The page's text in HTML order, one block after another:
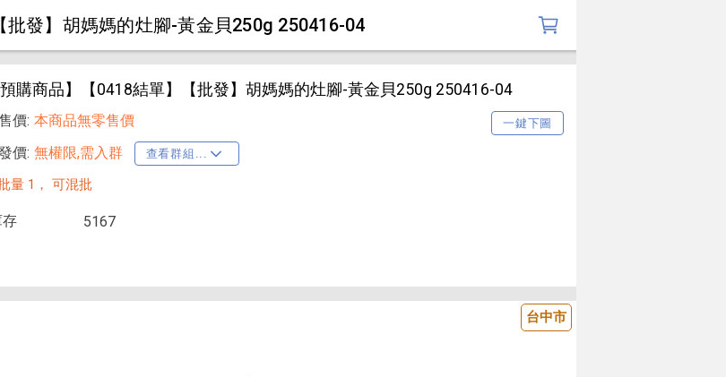
批發】胡媽媽的灶腳-黃金貝250g 250416-04
預購商品】【0418結單】【批發】胡媽媽的灶腳-黃金貝250g 250416-04
價: 一鍵下圖
本商品無零售價
價: 無權限,需入群 查看群組...
量 1， 可混批
存 5167
台中市